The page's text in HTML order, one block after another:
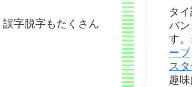
字脱字もたくさん
タ
バ
す。
ーブ
スタ
趣味